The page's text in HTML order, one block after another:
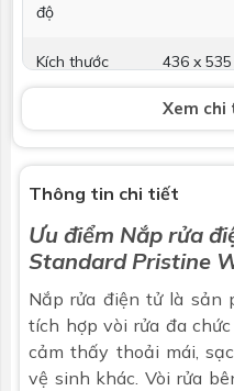
độ
Kích thước 436 x
Tự động
Kiểu cấp nước
ấm
Két nước
rửa đại tiện
Lượng nước
rửa phụ nữ
0,25-
Xem chi
Thông tin chi tiết
Ưu điểm Nắp rửa
Standard Pristine
Nắp rửa điện tử là sản
tích hợp vòi rửa đa
cảm thấy thoải mái,
vệ sinh khác. Vòi rửa